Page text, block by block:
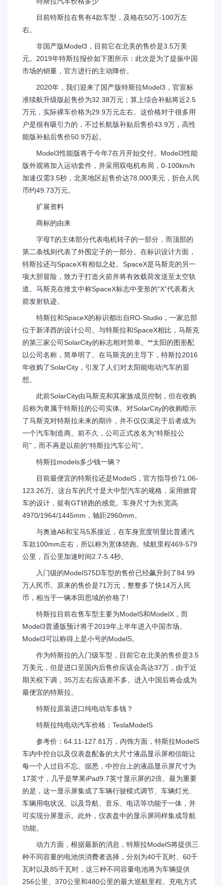
目前特斯拉在售有4款车型，及格在50万-100万左
右。
非国产版Model3，目前它在北美的售价是3.5万美
元。2019年特斯拉报价如下图所示：此次是为了提振中国
市场的销量，官方进行的主动降价。
2020年，我们迎来了国产版特斯拉Model3，官宣标
准续航升级版起售价为32.38万元；算上综合补贴将近2.5
万元，实际裸车价格为29.9万元左右。这价格对于很多用
户是很有吸引力的，不过长航版补贴后售价43.9万，高性
能版补贴后售价50.9万起。
Model3性能版将于今年7在月开始交付。Model3性能
版外观将加入运动套件，并采用双电机布局，0-100km/h
加速仅需3.5秒，北美地区起售价达78,000美元，折合人民
币约49.73万元。
扩展资料
商标的由来
字母T的主体部分代表电机转子的一部分，而顶部的
第二条线则代表了外围定子的一部分。在标识设计方面，
特斯拉还与SpaceX有相似之处。SpaceX是马斯克的另一
项大胆冒险，致力于打造火箭并将有效载荷发送至太空轨
道。马斯克在推文中称SpaceX标志中变形的“X”代表着火
箭发射轨迹。
特斯拉和SpaceX的标识都出自RO-Studio，一家总部
位于新泽西的设计公司。与特斯拉和SpaceX相比，马斯克
的第三家公司SolarCity的标志相对简单。**太阳的图形配
以公司名称，简单明了。在马斯克的主导下，特斯拉2016
年收购了SolarCity，引发了人们对太阳能电动汽车的遐
想。
此前SolarCity由马斯克和其家族成员控制，但在收购
后称为隶属于特斯拉的公司实体。对SolarCity的收购暗示
了马斯克对特斯拉未来的期许，并不仅仅满足于后者成为
一个汽车制造商。前不久，公司正式改名为“特斯拉公
司”，而不再是以前的“特斯拉汽车公司”。
特斯拉models多少钱一辆？
目前最便宜的特斯拉还是ModelS，官方指导价71.06-
123.26万。这台车的尺寸是大中型汽车的规格，采用掀背
车的设计，挺有GT轿跑的感觉。车身尺寸为长宽高
4970/1964/1445mm，轴距2960mm。
与奥迪A6和宝马5系接近，在车身宽度明显比普通汽
车款100mm左右，所以称为宽体轿跑。续航里程469-579
公里，百公里加速时间2.7-5.4秒。
入门级的ModelS75D车型的售价已经飙升到了84.99
万人民币。原来的售价是71万元，整整多了快14万人民
币，相当于一辆本田思域的价格了!
特斯拉目前在售车型主要为ModelS和ModelX，而
Model3普通版预计将于2019年上半年进入中国市场。
Model3可以称得上是小号的ModelS。
作为特斯拉的入门级车型，目前它在北美的售价是3.5
万美元，但是进口至国内后售价应该会高达37万，由于近
期关税下调，35万左右应该差不多。进入中国后将会成为
最便宜的特斯拉。
特斯拉原装进口纯电动车多钱？
特斯拉纯电动汽车价格：TeslaModelS
参考价：64.11-127.81万，内饰方面，特斯拉ModelS
车内中控台以及仪表盘配备的大尺寸液晶显示屏相信能让
每一个人过目不忘。据悉，中控台上的液晶显示屏尺寸为
17英寸，几乎是苹果iPad9.7英寸显示屏的2倍。最为重要
的是，这一显示屏集成了车辆行驶模式调节、车辆灯光、
车辆用电状况、以及导航、音乐、电话等功能于一体，并
可实现分屏显示。此外，仪表盘中的显示屏同样集成导航
功能。
动力方面，根据最新的消息，特斯拉ModelS将提供三
种不同容量的电池供消费者选择，分别为40千瓦时、60千
瓦时以及85千瓦时，这三种不同容量电池将为车辆提供
256公里、370公里和480公里的最大巡航里程。充电方式